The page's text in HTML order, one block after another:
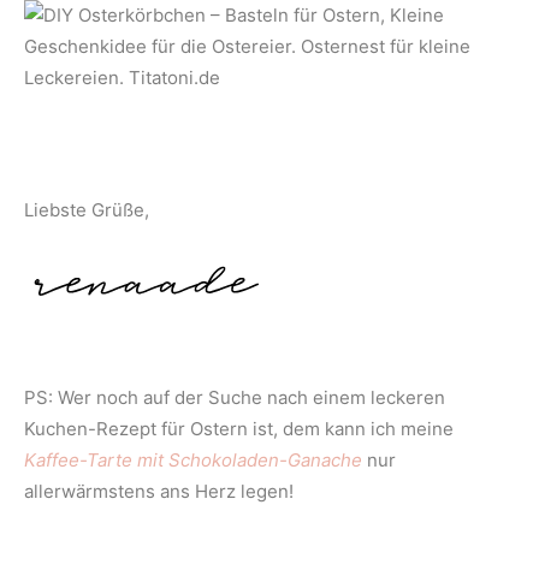
Liebste Grüße,
PS: Wer noch auf der Suche nach einem leckeren
Kuchen-Rezept für Ostern ist, dem kann ich meine
Kaffee-Tarte mit Schokoladen-Ganache nur
allerwärmstens ans Herz legen!